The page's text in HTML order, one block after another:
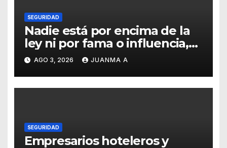
SEGURIDAD
Nadie está por encima de la
ley ni por fama o influencia,
afirmó titular de SSCG
AGO 3, 2026 JUANMA A
SEGURIDAD
Empresarios hoteleros y